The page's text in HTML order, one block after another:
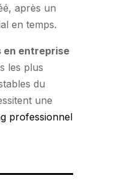
après un
en temps.
en entreprise
les plus
du
une
professionnel